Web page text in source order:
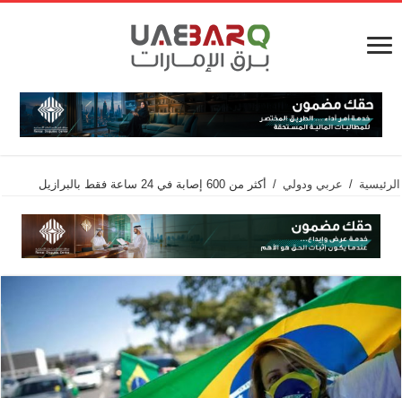
الرئيسية / عربي ودولي / أكثر من 600 إصابة في 24 ساعة فقط بالبرازيل